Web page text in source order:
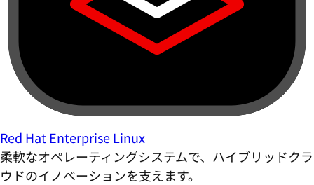
Red Hat Enterprise Linux
柔軟なオペレーティングシステムで、ハイブリッドクラ
ウドのイノベーションを支えます。